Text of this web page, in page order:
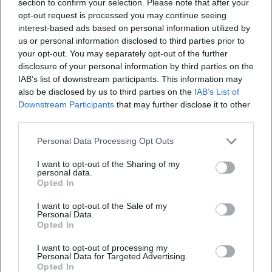
section to confirm your selection. Please note that after your
opt-out request is processed you may continue seeing
interest-based ads based on personal information utilized by
us or personal information disclosed to third parties prior to
your opt-out. You may separately opt-out of the further
disclosure of your personal information by third parties on the
IAB’s list of downstream participants. This information may
also be disclosed by us to third parties on the IAB’s List of
Downstream Participants that may further disclose it to other
Personal Data Processing Opt Outs
I want to opt-out of the Sharing of my
personal data.
Opted In
I want to opt-out of the Sale of my
Personal Data.
Opted In
I want to opt-out of processing my
Personal Data for Targeted Advertising.
Opted In
psychologische Feinabstimmung und Risikobereitschaft in
der Figurenentwicklung gelobt.
Besonders in der Schnittmenge aus Musiktheater und
Sprechtheater hat Manzel Maßstäbe gesetzt: Sie zeigt, dass
Operette und Chanson – richtig verstanden – existentielle
Themen verhandeln können. Diese Haltung prägt ihre
Programmkonzeptionen und verleiht ihrer Diskographie
wie ihrer Bühnenarbeit nachhaltige Relevanz.
Aktuelle Projekte 2024–2026: Regie-Debüt im Opernfach,
Repertoire-Rollen und Konzertprogramme
Bühne verlagert: Mit einer Inszenierung von „Hänsel und
Gretel“ an der Komischen Oper Berlin präsentierte sie eine
hoben die farbenreiche Ausgestaltung, klare
Figurenführung und musikalische Leichtigkeit hervor – ein
dennoch handwerkliche Strenge wahrt. Parallel bleibt sie